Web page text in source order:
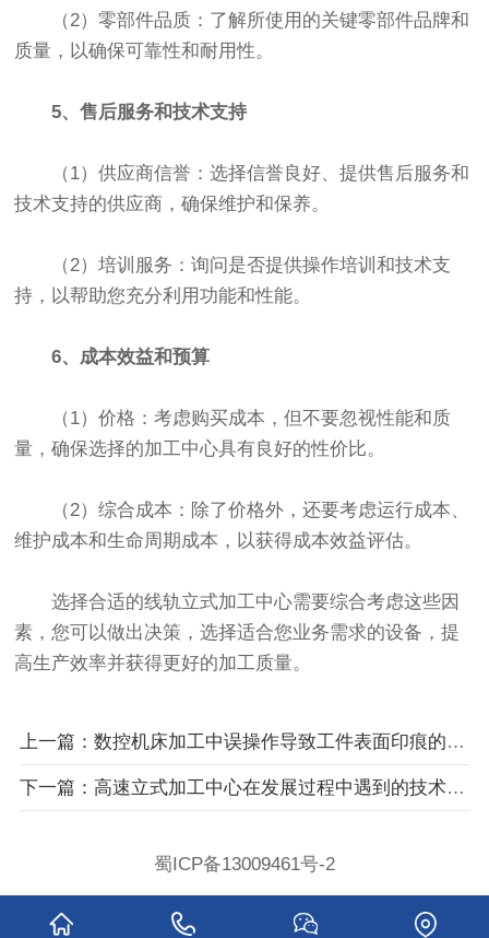
（2）零部件品质：了解所使用的关键零部件品牌和
质量，以确保可靠性和耐用性。
5、售后服务和技术支持
（1）供应商信誉：选择信誉良好、提供售后服务和
技术支持的供应商，确保维护和保养。
（2）培训服务：询问是否提供操作培训和技术支
持，以帮助您充分利用功能和性能。
6、成本效益和预算
（1）价格：考虑购买成本，但不要忽视性能和质
量，确保选择的加工中心具有良好的性价比。
（2）综合成本：除了价格外，还要考虑运行成本、
维护成本和生命周期成本，以获得成本效益评估。
选择合适的线轨立式加工中心需要综合考虑这些因
素，您可以做出决策，选择适合您业务需求的设备，提
高生产效率并获得更好的加工质量。
上一篇：数控机床加工中误操作导致工件表面印痕的解析与对策
下一篇：高速立式加工中心在发展过程中遇到的技术瓶颈与解决方案
蜀ICP备13009461号-2